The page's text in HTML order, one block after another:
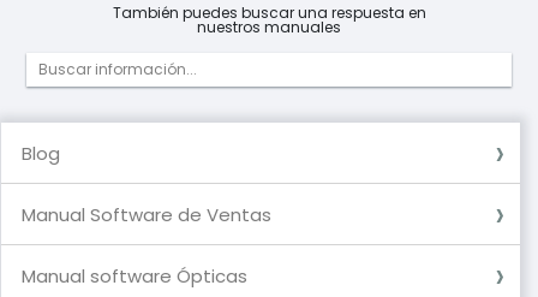
También puedes buscar una respuesta en
nuestros manuales
Blog
Manual Software de Ventas
Usuarios
Compras - Egresos
Ventas Ingresos
Ventas POS (Aplica para software Premium)
Factura Electrónica
Documentos (Aplica para software Premium
Inventario
Recurso Humano (Aplica para software Premium)
Datos de Referencia
Reportes
Caja y Bancos
Cartera
Contabilidad (Aplica para software premium)
Configuración de Usuarios
Generalidades
Nómina Electrónica (Aplica para software premium)
Documento Soporte
Manual software Ópticas